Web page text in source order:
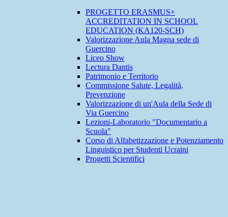
PROGETTO ERASMUS+
ACCREDITATION IN SCHOOL
EDUCATION (KA120-SCH)
Valorizzazione Aula Magna sede di
Guercino
Liceo Show
Lectura Dantis
Patrimonio e Territorio
Commissione Salute, Legalità,
Prevenzione
Valorizzazione di un'Aula della Sede di
Via Guercino
Lezioni-Laboratorio "Documentario a
Scuola"
Corso di Alfabetizzazione e Potenziamento
Linguistico per Studenti Ucraini
Progetti Scientifici